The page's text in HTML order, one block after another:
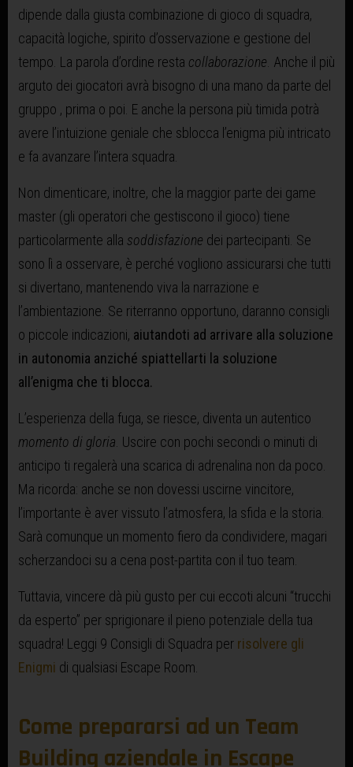
dipende dalla giusta combinazione di gioco di squadra,
capacità logiche, spirito d’osservazione e gestione del
tempo. La parola d’ordine resta collaborazione . Anche il più
arguto dei giocatori avrà bisogno di una mano da parte del
gruppo , prima o poi. E anche la persona più timida potrà
avere l’intuizione geniale che sblocca l’enigma più intricato
e fa avanzare l’intera squadra.
Non dimenticare, inoltre, che la maggior parte dei game
master (gli operatori che gestiscono il gioco) tiene
particolarmente alla soddisfazione dei partecipanti. Se
sono lì a osservare, è perché vogliono assicurarsi che tutti
si divertano, mantenendo viva la narrazione e
l’ambientazione. Se riterranno opportuno, daranno consigli
o piccole indicazioni, aiutandoti ad arrivare alla soluzione
in autonomia anziché spiattellarti la soluzione
all’enigma che ti blocca.
L’esperienza della fuga, se riesce, diventa un autentico
momento di gloria . Uscire con pochi secondi o minuti di
anticipo ti regalerà una scarica di adrenalina non da poco.
Ma ricorda: anche se non dovessi uscirne vincitore,
l’importante è aver vissuto l’atmosfera, la sfida e la storia.
Sarà comunque un momento fiero da condividere, magari
scherzandoci su a cena post-partita con il tuo team.
Tuttavia, vincere dà più gusto per cui eccoti alcuni “trucchi
da esperto” per sprigionare il pieno potenziale della tua
squadra! Leggi 9 Consigli di Squadra per risolvere gli
Enigmi di qualsiasi Escape Room.
Come prepararsi ad un Team
Building aziendale in Escape